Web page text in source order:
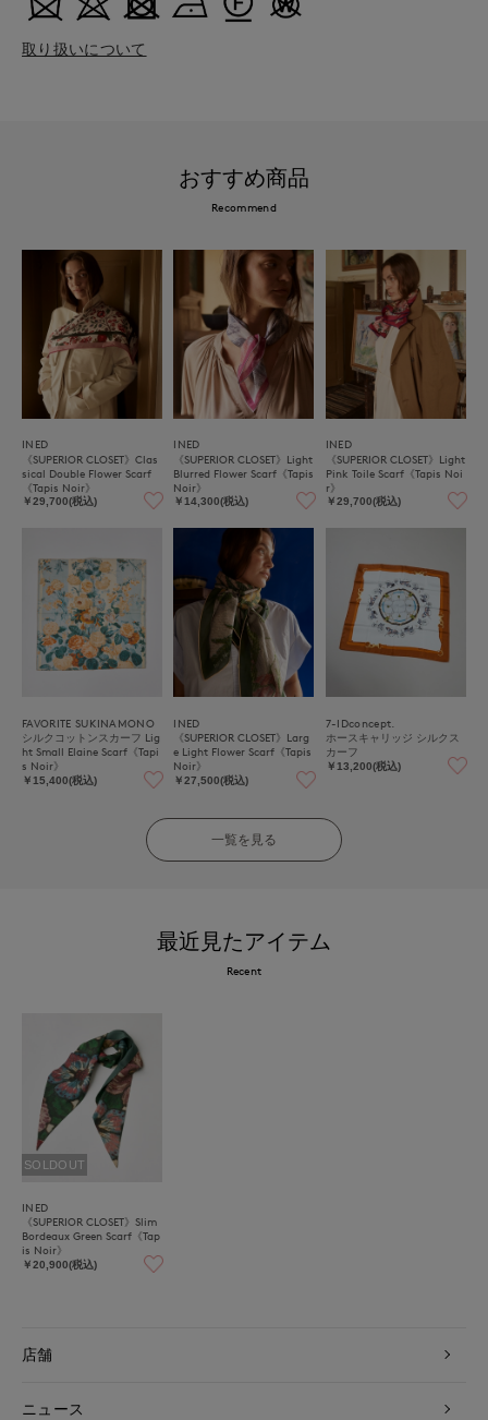
取り扱いについて
おすすめ商品
Recommend
INED
《SUPERIOR CLOSET》Clas
sical Double Flower Scarf
《Tapis Noir》
￥29,700(税込)
INED
《SUPERIOR CLOSET》Light
Blurred Flower Scarf《Tapis
Noir》
￥14,300(税込)
INED
《SUPERIOR CLOSET》Light
Pink Toile Scarf《Tapis Noi
r》
￥29,700(税込)
FAVORITE SUKINAMONO
シルクコットンスカーフ Lig
ht Small Elaine Scarf《Tapi
s Noir》
￥15,400(税込)
INED
《SUPERIOR CLOSET》Larg
e Light Flower Scarf《Tapis
Noir》
￥27,500(税込)
7-IDconcept.
ホースキャリッジ シルクス
カーフ
￥13,200(税込)
一覧を見る
最近見たアイテム
Recent
SOLDOUT
INED
《SUPERIOR CLOSET》Slim
Bordeaux Green Scarf《Tap
is Noir》
￥20,900(税込)
店舗
ニュース